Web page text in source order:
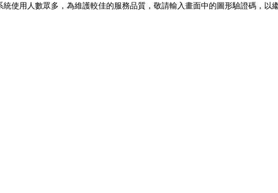
使用人數眾多，為維護較佳的服務品質，敬請輸入畫面中的圖形驗證碼，以